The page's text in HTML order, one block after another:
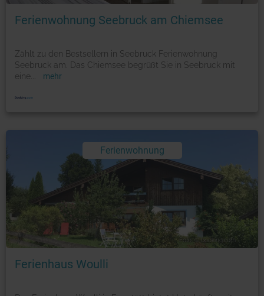
Ferienwohnung Seebruck am Chiemsee
Zählt zu den Bestsellern in Seebruck Ferienwohnung
Seebruck am. Das Chiemsee begrüßt Sie in Seebruck mit
eine
mehr
Ferienwohnung
Foto: © booking.com
Ferienhaus Woulli